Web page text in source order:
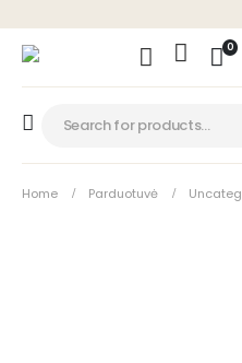
0
Home Parduotuvė